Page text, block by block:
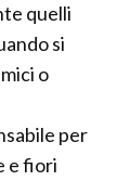
quelli
si
o
per
e fiori